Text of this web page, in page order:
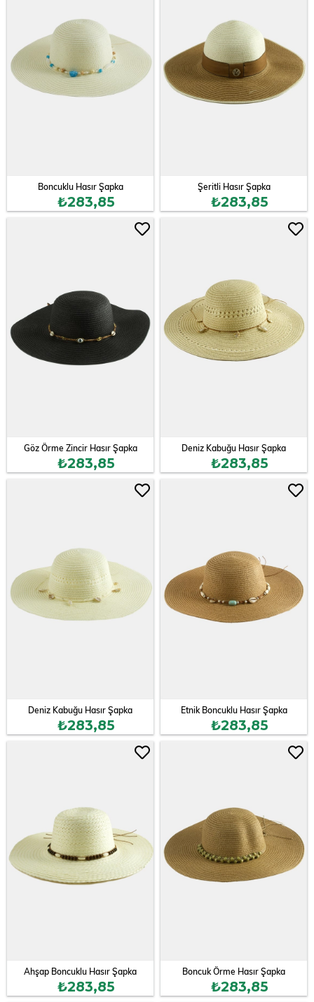
Boncuklu Hasır Şapka
₺283,85
Şeritli Hasır Şapka
₺283,85
Göz Örme Zincir Hasır Şapka
₺283,85
Deniz Kabuğu Hasır Şapka
₺283,85
Deniz Kabuğu Hasır Şapka
₺283,85
Etnik Boncuklu Hasır Şapka
₺283,85
Ahşap Boncuklu Hasır Şapka
₺283,85
Boncuk Örme Hasır Şapka
₺283,85